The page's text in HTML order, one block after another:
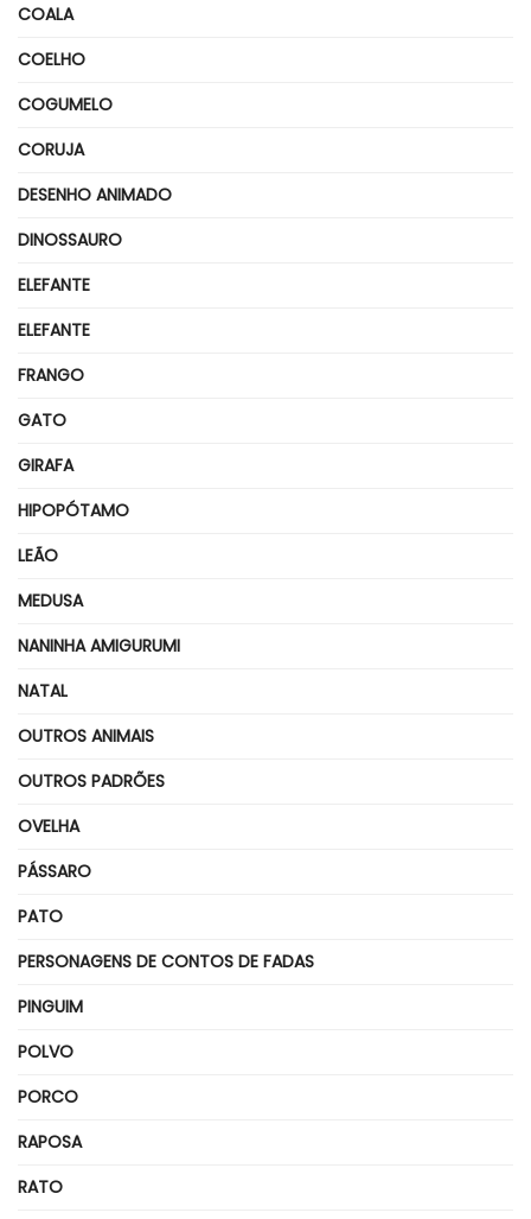
COALA
COELHO
COGUMELO
CORUJA
DESENHO ANIMADO
DINOSSAURO
ELEFANTE
ELEFANTE
FRANGO
GATO
GIRAFA
HIPOPÓTAMO
LEÃO
MEDUSA
NANINHA AMIGURUMI
NATAL
OUTROS ANIMAIS
OUTROS PADRÕES
OVELHA
PÁSSARO
PATO
PERSONAGENS DE CONTOS DE FADAS
PINGUIM
POLVO
PORCO
RAPOSA
RATO